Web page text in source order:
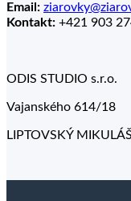
Email:
Kontakt: +421 903
ODIS STUDIO s.r.o.
Vajanského 614/18
LIPTOVSKÝ MIKULÁŠ